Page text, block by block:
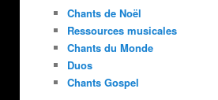
Chants de Noël
Ressources musicales
Chants du Monde
Duos
Chants Gospel